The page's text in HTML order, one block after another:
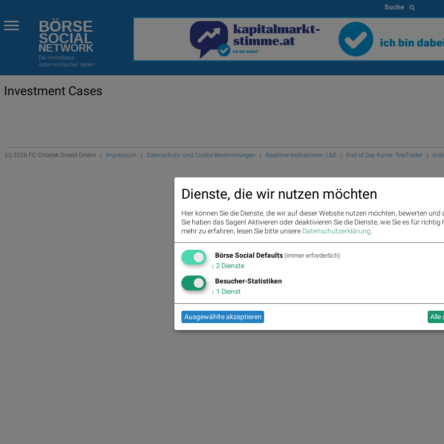
Suche
BÖRSE
SOCIAL
NETWORK
Die Homebase
österreichischer Aktien
Investment Cases
(c) 2026 FC Chladek Drastil GmbH | Impressum | Datenschutz- und Cookie-Bestimmungen | Realtime Indikationen: L&S | End of Day Kurse: TeleTrader |
Dienste, die wir nutzen möchten
Hier können Sie die Dienste, die wir auf dieser Website nutzen möchten, bewerten und
Sie haben das Sagen! Aktivieren oder deaktivieren Sie die Dienste, wie Sie es für richtig
mehr zu erfahren, lesen Sie bitte unsere Datenschutzerklärung
Börse Social Defaults (immer erforderlich)
↓ 2 Dienste
Besucher-Statistiken
↓ 1 Dienst
Ausgewählte akzeptieren Alle